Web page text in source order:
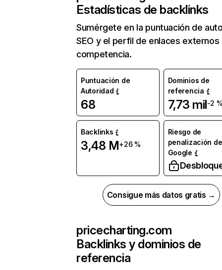
Estadísticas de backlinks
Sumérgete en la puntuación de
SEO y el perfil de enlaces externos
competencia.
Puntuación de
Autoridad
68
Dominios de
referencia
7,73 mil-2
Backlinks
3,48 M+26 %
Riesgo de
penalización de
Google
Consigue más datos gratis →
pricecharting.com
Backlinks y dominios de
referencia